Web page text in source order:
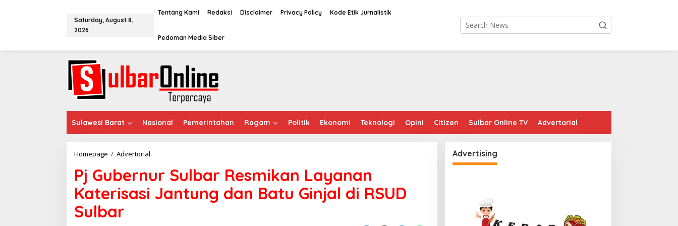
o
Saturday, August 8,
2026
Tentang Kami Redaksi Disclaimer Privacy Policy Kode Etik Jurnalistik
Pedoman Media Siber
Sulawesi Barat Nasional Pemerintahan Ragam Politik Ekonomi Teknologi Opini Citizen Sulbar Online TV Advertorial
Homepage / Advertorial
G
u
Pj Gubernur Sulbar Resmikan Layanan
Katerisasi Jantung dan Batu Ginjal di RSUD
Sulbar
Advertising